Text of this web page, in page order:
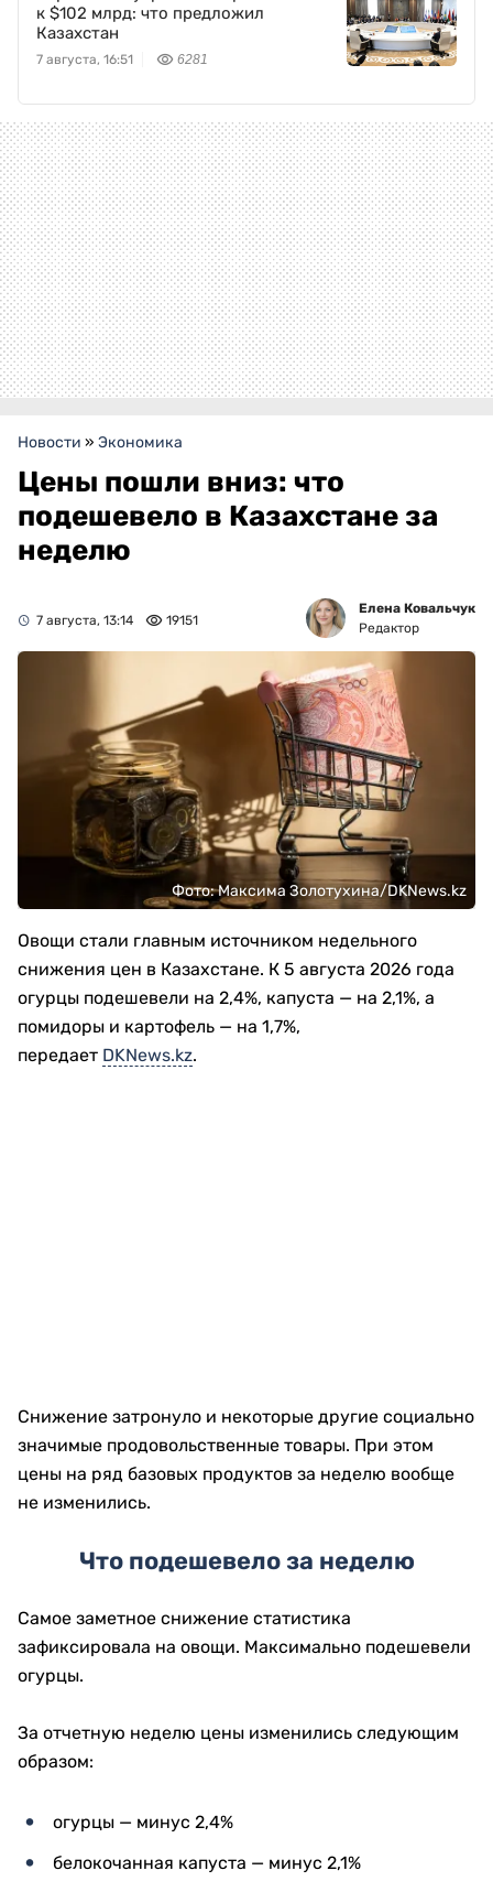
к $102 млрд: что предложил
Казахстан
7 августа, 16:51 6281
Новости » Экономика
Цены пошли вниз: что
подешевело в Казахстане за
неделю
7 августа, 13:14 19151
Елена Ковальчук
Редактор
Фото: Максима Золотухина/DKNews.kz
Овощи стали главным источником недельного
снижения цен в Казахстане. К 5 августа 2026 года
огурцы подешевели на 2,4%, капуста — на 2,1%, а
помидоры и картофель — на 1,7%,
передает DKNews.kz.
Снижение затронуло и некоторые другие социально
значимые продовольственные товары. При этом
цены на ряд базовых продуктов за неделю вообще
не изменились.
Что подешевело за неделю
Самое заметное снижение статистика
зафиксировала на овощи. Максимально подешевели
огурцы.
За отчетную неделю цены изменились следующим
образом:
огурцы — минус 2,4%
белокочанная капуста — минус 2,1%